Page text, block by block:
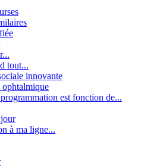
tout...
innovante
ophtalmique
est fonction de...
à ma ligne...